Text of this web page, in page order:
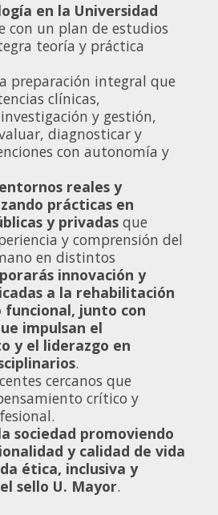
en la Universidad
con un plan de estudios
teoría y práctica
preparación integral que
clínicas,
y gestión,
diagnosticar y
con autonomía y
reales y
prácticas en
y privadas que
y comprensión del
en distintos
innovación y
a la rehabilitación
funcional, junto con
impulsan el
y el liderazgo en
.
cercanos que
crítico y
sociedad promoviendo
y calidad de vida
ética, inclusiva y
sello U. Mayor.